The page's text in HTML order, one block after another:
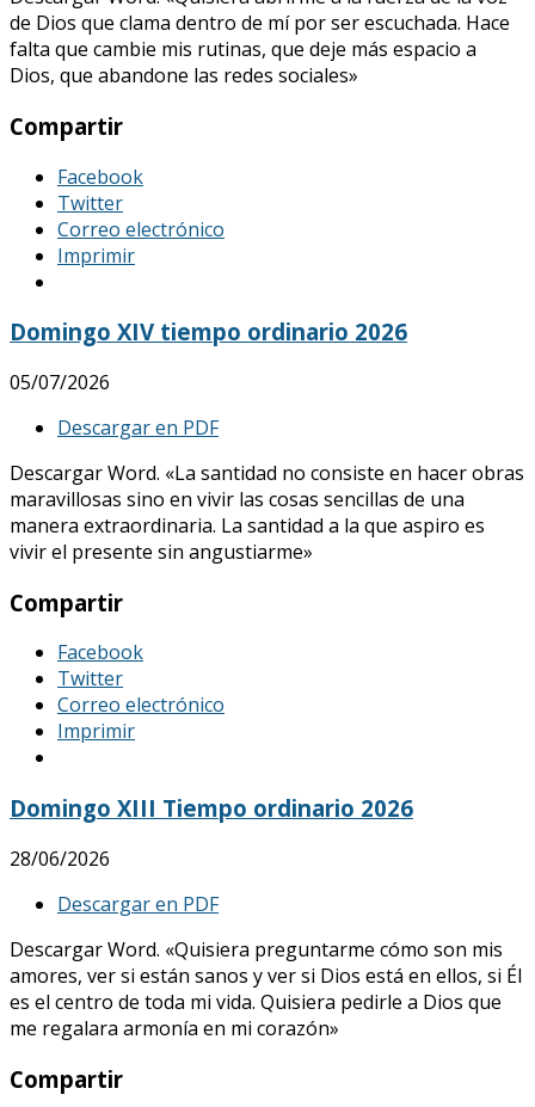
de Dios que clama dentro de mí por ser escuchada. Hace
falta que cambie mis rutinas, que deje más espacio a
Dios, que abandone las redes sociales»
Compartir
Facebook
Twitter
Correo electrónico
Imprimir
Domingo XIV tiempo ordinario 2026
05/07/2026
Descargar en PDF
Descargar Word. «La santidad no consiste en hacer obras
maravillosas sino en vivir las cosas sencillas de una
manera extraordinaria. La santidad a la que aspiro es
vivir el presente sin angustiarme»
Compartir
Facebook
Twitter
Correo electrónico
Imprimir
Domingo XIII Tiempo ordinario 2026
28/06/2026
Descargar en PDF
Descargar Word. «Quisiera preguntarme cómo son mis
amores, ver si están sanos y ver si Dios está en ellos, si Él
es el centro de toda mi vida. Quisiera pedirle a Dios que
me regalara armonía en mi corazón»
Compartir